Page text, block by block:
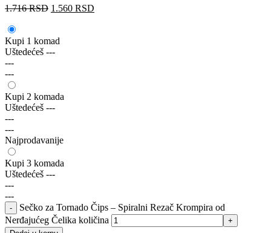
1.716RSD 1.560 RSD
Kupi 1 komad
Uštedećeš ---
---
---
Kupi 2 komada
Uštedećeš ---
---
---
Najprodavanije
Kupi 3 komada
Uštedećeš ---
---
---
Sečko za Tornado Čips – Spiralni Rezač Krompira od
Nerđajućeg Čelika količina